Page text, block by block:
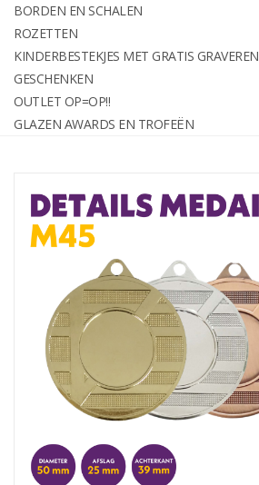
Rozetten
Kinderbestekjes met gratis
OUTLET OP=OP!!
Glazen awards en trofeën
Relatiegeschenken
BORDEN EN SCHALEN
ROZETTEN
KINDERBESTEKJES MET GRATIS GRAVEREN
GESCHENKEN
OUTLET OP=OP!!
GLAZEN AWARDS EN TROFEËN